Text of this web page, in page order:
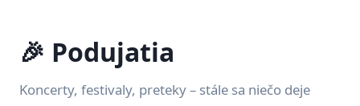
🎉 Podujatia
Koncerty, festivaly, preteky – stále sa niečo deje